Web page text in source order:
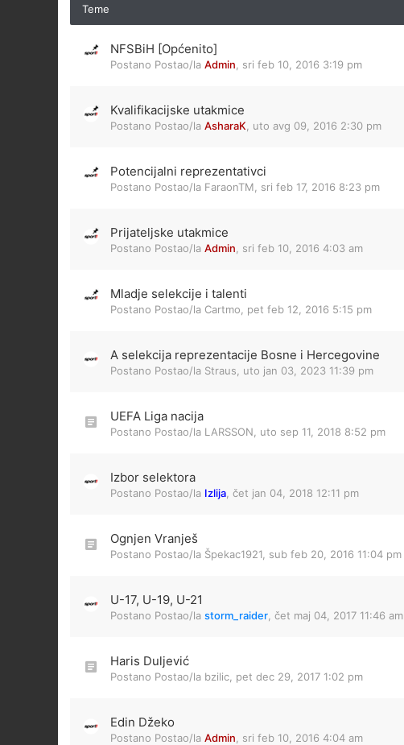
Teme
NFSBiH [Općenito]
Postano Postao/la Admin sri feb 10, 2016 3:19 pm
Kvalifikacijske utakmice
Postano Postao/la AsharaK uto avg 09, 2016 2:30 pm
Potencijalni reprezentativci
Postano Postao/la FaraonTM sri feb 17, 2016 8:23 pm
Prijateljske utakmice
Postano Postao/la Admin sri feb 10, 2016 4:03 am
Mladje selekcije i talenti
Postano Postao/la Cartmo pet feb 12, 2016 5:15 pm
A selekcija reprezentacije Bosne i Hercegovine
Postano Postao/la Straus uto jan 03, 2023 11:39 pm
UEFA Liga nacija
Postano Postao/la LARSSON uto sep 11, 2018 8:52 pm
Izbor selektora
Postano Postao/la Izlija čet jan 04, 2018 12:11 pm
Ognjen Vranješ
Postano Postao/la Špekac1921 sub feb 20, 2016 11:04 pm
U-17, U-19, U-21
Postano Postao/la storm_raider čet maj 04, 2017 11:46 am
Haris Duljević
Postano Postao/la bzilic pet dec 29, 2017 1:02 pm
Edin Džeko
Postano Postao/la Admin sri feb 10, 2016 4:04 am